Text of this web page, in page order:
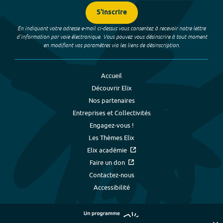
S'inscrire
En indiquant votre adresse e-mail ci-dessus vous consentez à recevoir notre lettre
d’information par voie électronique. Vous pouvez vous désinscrire à tout moment
en modifiant vos paramètres via les liens de désinscription.
Accueil
Découvrir Elix
Nos partenaires
Entreprises et Collectivités
Engagez-vous !
Les Thèmes Elix
Elix académie
Faire un don
Contactez-nous
Accessibilité